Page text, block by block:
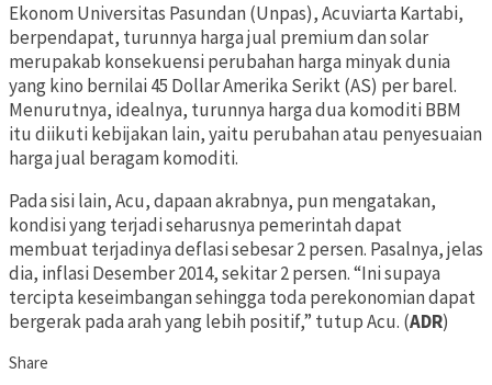
Ekonom Universitas Pasundan (Unpas), Acuviarta Kartabi,
berpendapat, turunnya harga jual premium dan solar
merupakab konsekuensi perubahan harga minyak dunia
yang kino bernilai 45 Dollar Amerika Serikt (AS) per barel.
Menurutnya, idealnya, turunnya harga dua komoditi BBM
itu diikuti kebijakan lain, yaitu perubahan atau penyesuaian
harga jual beragam komoditi.
Pada sisi lain, Acu, dapaan akrabnya, pun mengatakan,
kondisi yang terjadi seharusnya pemerintah dapat
membuat terjadinya deflasi sebesar 2 persen. Pasalnya, jelas
dia, inflasi Desember 2014, sekitar 2 persen. “Ini supaya
tercipta keseimbangan sehingga toda perekonomian dapat
bergerak pada arah yang lebih positif,” tutup Acu. (ADR)
Share